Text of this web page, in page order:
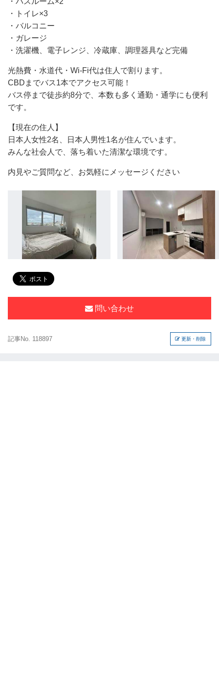
・トイレ×3
・バルコニー
・ガレージ
・洗濯機、電子レンジ、冷蔵庫、調理器具など完備
光熱費・水道代・Wi-Fi代は住人で割ります。
CBDまでバス1本でアクセス可能！
バス停まで徒歩約8分で、本数も多く通勤・通学にも便利
です。
【現在の住人】
日本人女性2名、日本人男性1名が住んでいます。
みんな社会人で、落ち着いた清潔な環境です。
内見やご質問など、お気軽にメッセージください
問い合わせ
記事No. 118897 更新・削除